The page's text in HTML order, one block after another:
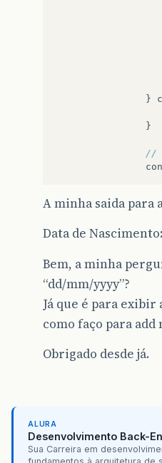
}
}
//
A minha saida para
Data de Nascimento:
Bem, a minha
“dd/mm/yyyy”?
Já que é para
como faço para
Obrigado desde já.
ALURA
Desenvolvimento Back-
Sua Carreira em